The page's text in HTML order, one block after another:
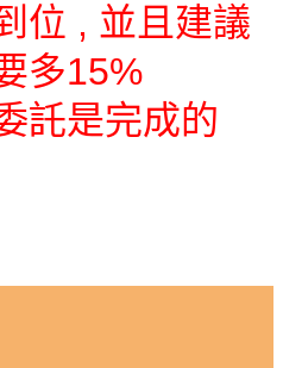
位 , 並且建議
多15%
託是完成的